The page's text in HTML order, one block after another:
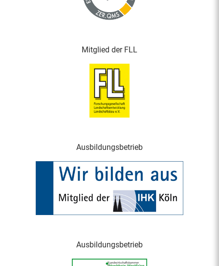
Mitglied der FLL
Ausbildungsbetrieb
Ausbildungsbetrieb